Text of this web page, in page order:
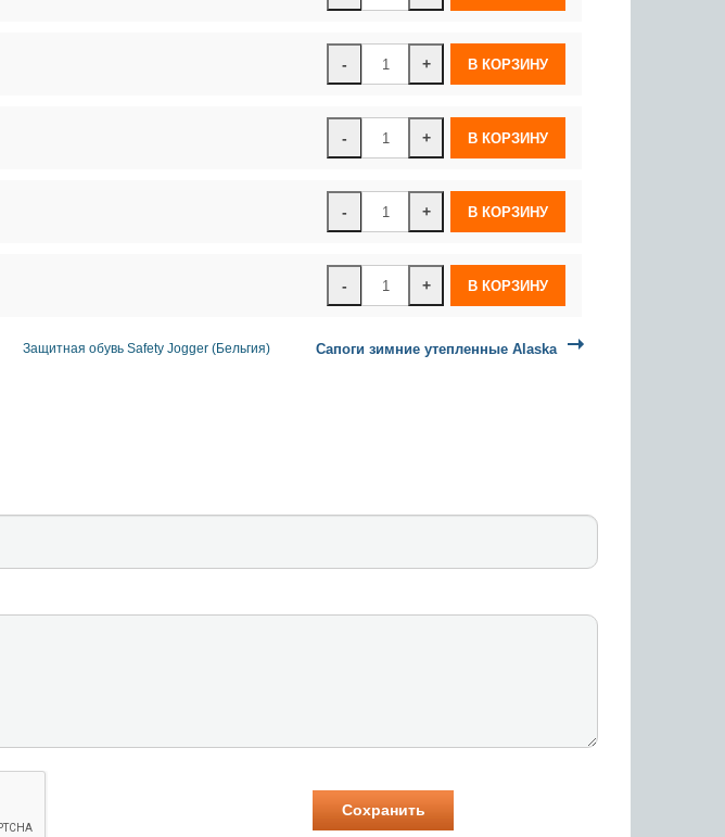
- +
- +
- +
- +
Защитная обувь Safety Jogger (Бельгия) Сапоги зимние утепленные Alaska